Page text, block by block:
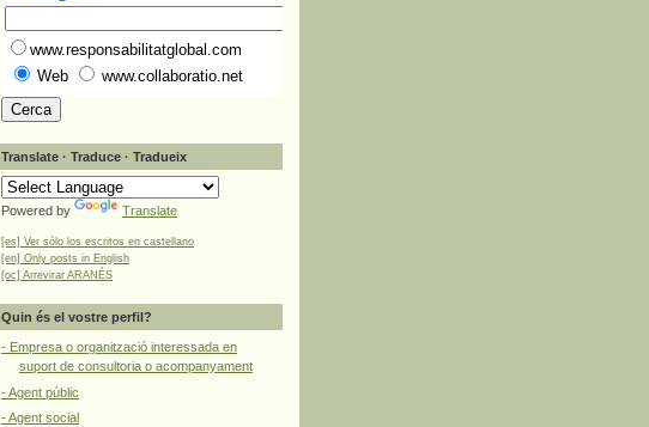
www.responsabilitatglobal.com
Web
www.collaboratio.net
Translate · Traduce · Tradueix
Powered by Translate
[es] Ver sólo los escritos en castellano
[en] Only posts in English
[oc] Arrevirar ARANÉS
Quin és el vostre perfil?
- Empresa o organització interessada en
suport de consultoria o acompanyament
- Agent públic
- Agent social